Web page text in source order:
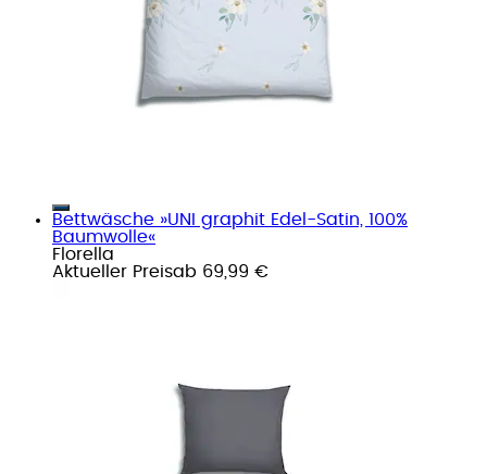
Bettwäsche »UNI graphit Edel-Satin, 100%
Baumwolle«
Florella
Aktueller Preisab 69,99 €